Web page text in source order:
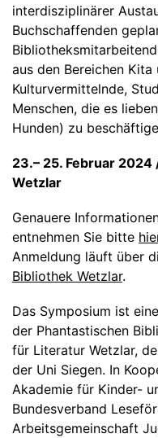
interdisziplinärer
Buchschaffenden
aus den Bereichen
Kulturvermittelnde,
Menschen, die es
Hunden) zu
23.– 25. Februar 2024
Wetzlar
Genauere
entnehmen Sie bitte
Anmeldung läuft über
Bibliothek Wetzlar.
Das Symposium ist
der Phantastischen
für Literatur Wetzlar,
der Uni Siegen. In
Akademie für Kinder-
Bundesverband
Arbeitsgemeinschaft